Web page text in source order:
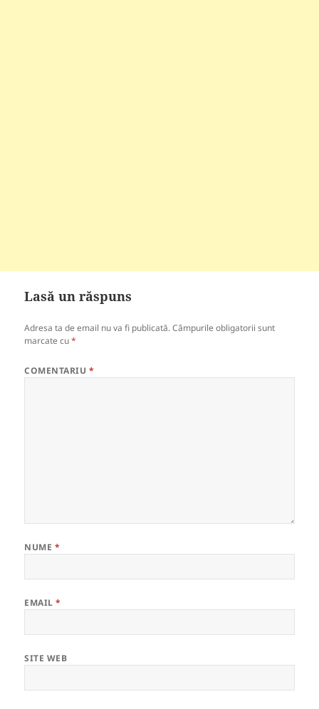
Lasă un răspuns
Adresa ta de email nu va fi publicată. Câmpurile obligatorii sunt
marcate cu*
COMENTARIU *
NUME *
EMAIL*
SITE WEB